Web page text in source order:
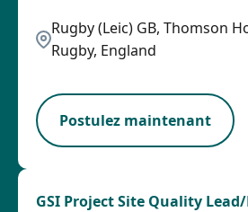
Rugby (Leic) GB, Thomson
Rugby, England
Postulez maintenant
GSI Project Site Quality